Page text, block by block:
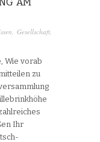
Gesellschaft
Wie vorab
zu
Ihr